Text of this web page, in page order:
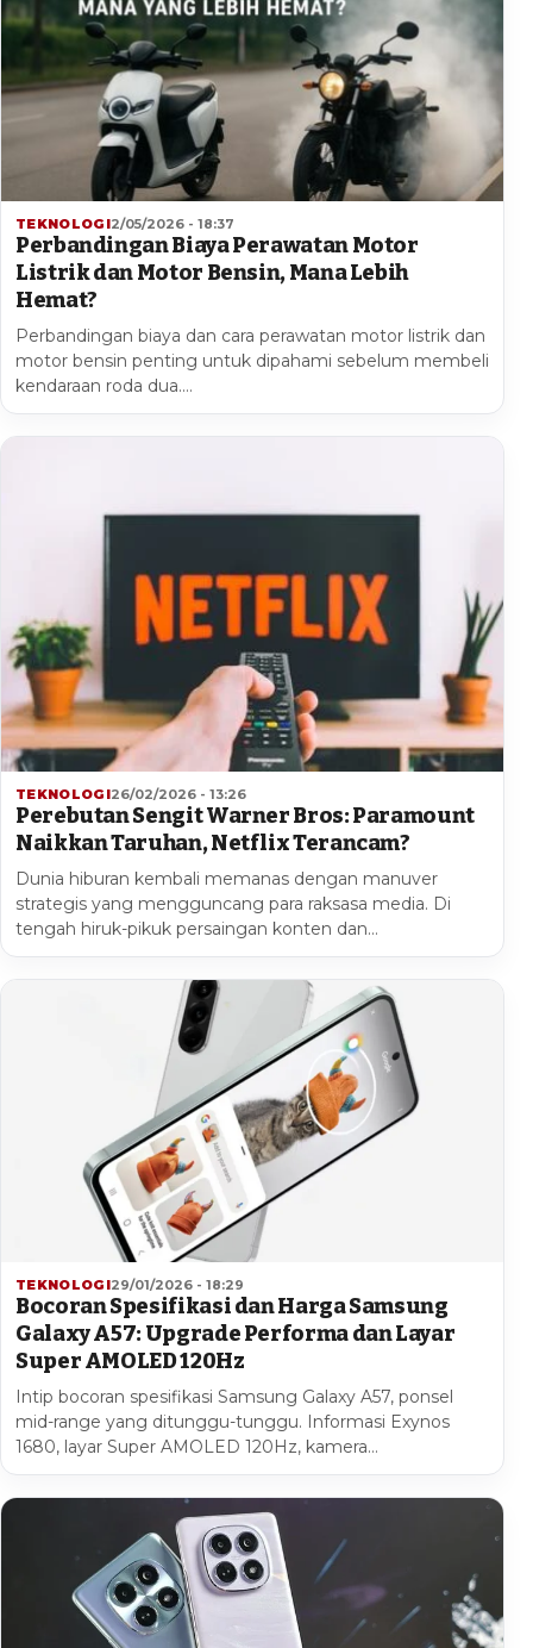
TEKNOLOGI2/05/2026 - 18:37
Perbandingan Biaya Perawatan Motor
Listrik dan Motor Bensin, Mana Lebih
Hemat?
Perbandingan biaya dan cara perawatan motor listrik dan
motor bensin penting untuk dipahami sebelum membeli
kendaraan roda dua.…
TEKNOLOGI26/02/2026 - 13:26
Perebutan Sengit Warner Bros: Paramount
Naikkan Taruhan, Netflix Terancam?
Dunia hiburan kembali memanas dengan manuver
strategis yang mengguncang para raksasa media. Di
tengah hiruk-pikuk persaingan konten dan…
TEKNOLOGI29/01/2026 - 18:29
Bocoran Spesifikasi dan Harga Samsung
Galaxy A57: Upgrade Performa dan Layar
Super AMOLED 120Hz
Intip bocoran spesifikasi Samsung Galaxy A57, ponsel
mid-range yang ditunggu-tunggu. Informasi Exynos
1680, layar Super AMOLED 120Hz, kamera…